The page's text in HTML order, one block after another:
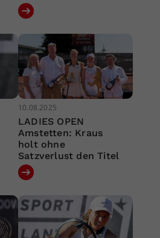
10.08.2025
LADIES OPEN
Amstetten: Kraus
holt ohne
Satzverlust den Titel